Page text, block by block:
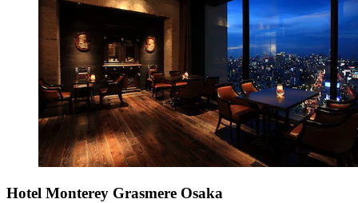
Hotel Monterey Grasmere Osaka